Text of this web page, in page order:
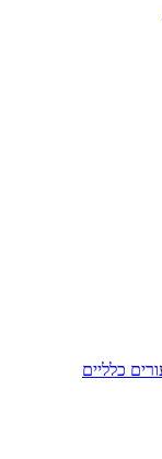
כלליים